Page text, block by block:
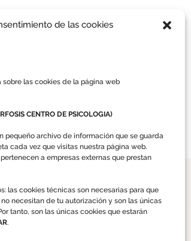
de las cookies
las cookies de la página web
CENTRO DE PSICOLOGIA)
pequeño archivo de información que se guarda
cada vez que visitas nuestra página web.
a empresas externas que prestan
las cookies técnicas son necesarias para que
necesitan de tu autorización y son las únicas
tanto, son las únicas cookies que estarán
.